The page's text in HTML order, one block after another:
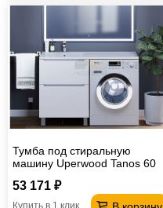
Тумба под стиральную
машину Uperwood Tanos 60
белая
53 171 ₽
Купить в 1 клик